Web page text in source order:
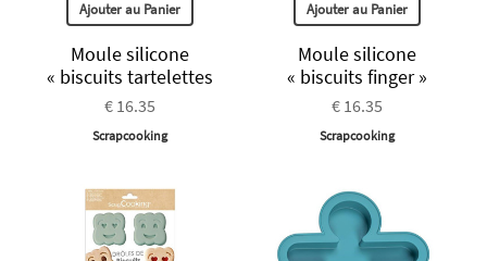
Ajouter au Panier
Moule silicone
« biscuits tartelettes
€ 16.35
Scrapcooking
Ajouter au Panier
Moule silicone
« biscuits finger »
€ 16.35
Scrapcooking